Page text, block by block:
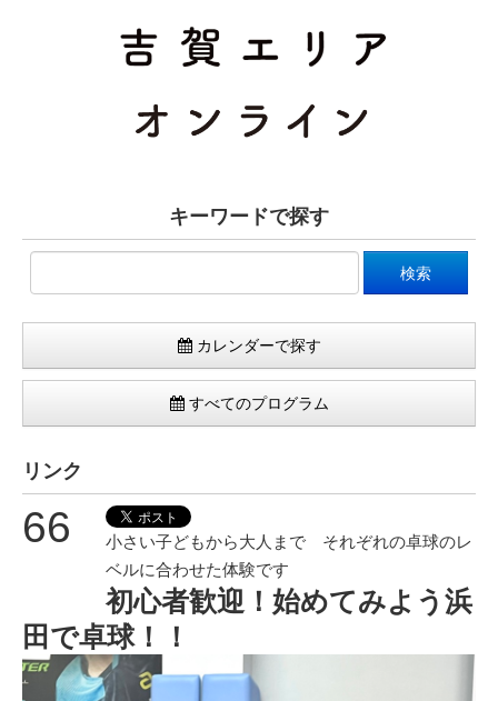
キーワードで探す
カレンダーで探す
すべてのプログラム
リンク
66
小さい子どもから大人まで それぞれの卓球のレ
ベルに合わせた体験です
初心者歓迎！始めてみよう浜
田で卓球！！